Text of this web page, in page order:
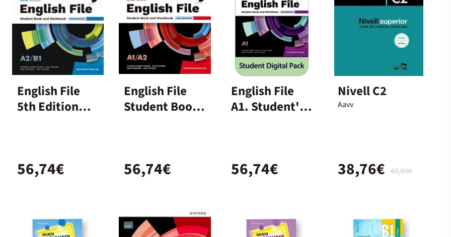
English File
5th Edition
Workbook and
56,74€
English File
Student Book
56,74€
English File
A1. Student's
Key Pack)
56,74€
Nivell C2
Aavv
40,80€
38,76€